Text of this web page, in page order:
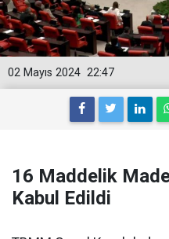
22:47
02 Mayıs 2024
16 Maddelik
Kabul Edildi